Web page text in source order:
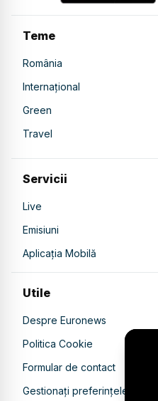
Teme
România
Internațional
Green
Travel
Servicii
Live
Emisiuni
Aplicația Mobilă
Utile
Despre Euronews
Politica Cookie
Formular de contact
Gestionați preferințele